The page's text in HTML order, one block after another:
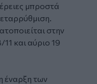
μπροστά
στην
και αύριο 19
έναρξη των